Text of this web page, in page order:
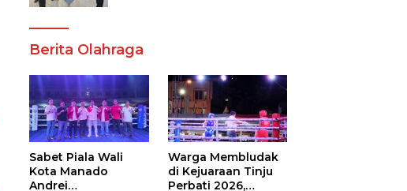
Berita Olahraga
Sabet Piala Wali
Kota Manado
Andrei
Warga Membludak
di Kejuaraan Tinju
Perbati 2026,